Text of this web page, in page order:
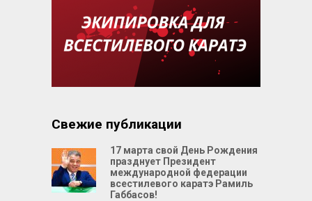
Свежие публикации
17 марта свой День Рождения
празднует Президент
международной федерации
всестилевого каратэ Рамиль
Габбасов!